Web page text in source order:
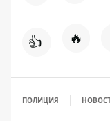
👍 🔥
ПОЛИЦИЯ